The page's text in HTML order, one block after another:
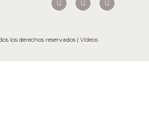
los derechos reservados | Vídeos